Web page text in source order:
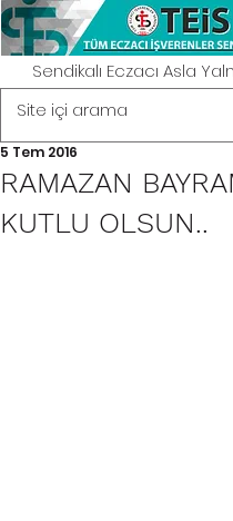
Sendikalı Eczacı Asla
RAMAZAN
KUTLU OLSUN..
5 Tem 2016